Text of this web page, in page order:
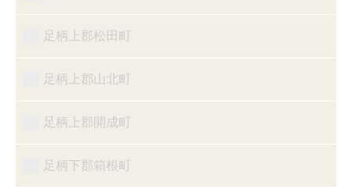
足柄上郡松田町
足柄上郡山北町
足柄上郡開成町
足柄下郡箱根町